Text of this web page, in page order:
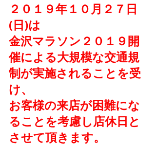
２０１９年１０月２７日
(日)は
金沢マラソン２０１９開
催による大規模な交通規
制が実施されることを受
け、
お客様の来店が困難にな
ることを考慮し店休日と
させて頂きます。